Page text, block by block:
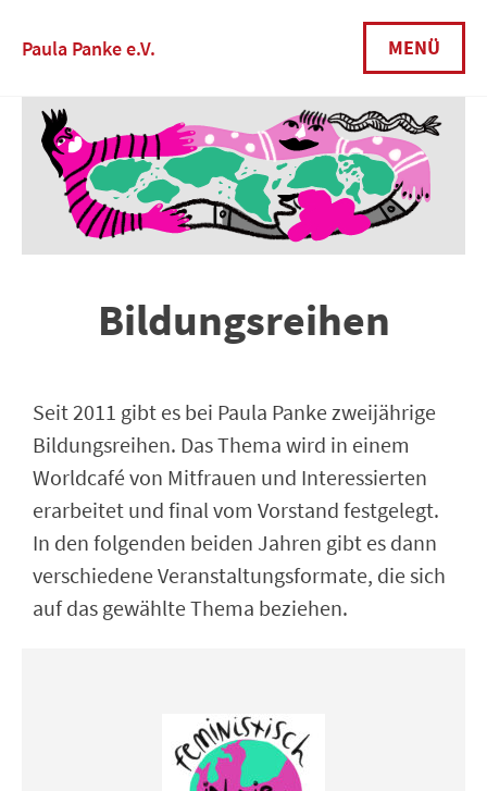
Paula Panke e.V. MENÜ
Bildungsreihen
Seit 2011 gibt es bei Paula Panke zweijährige
Bildungsreihen. Das Thema wird in einem
Worldcafé von Mitfrauen und Interessierten
erarbeitet und final vom Vorstand festgelegt.
In den folgenden beiden Jahren gibt es dann
verschiedene Veranstaltungsformate, die sich
auf das gewählte Thema beziehen.